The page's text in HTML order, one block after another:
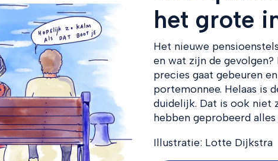
het grote
Het nieuwe
en wat zijn de
precies gaat gebeuren
portemonnee. Helaas is
duidelijk. Dat is ook niet
hebben geprobeerd
Illustratie: Lotte Dijkstra